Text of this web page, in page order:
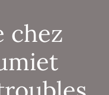
chez